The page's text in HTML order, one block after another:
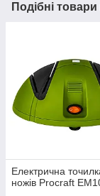
Подібні товари
Електрична
ножів Procraft